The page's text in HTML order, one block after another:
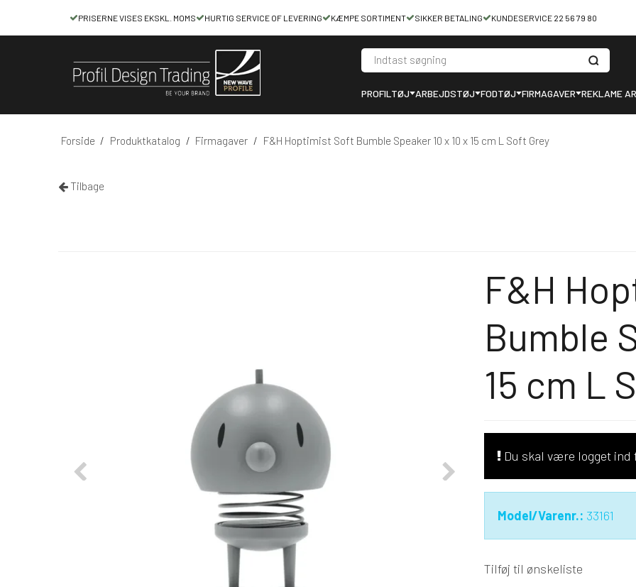
PRISERNE VISES EKSKL. MOMS HURTIG SERVICE OF LEVERING KÆMPE SORTIMENT SIKKER BETALING KUNDESERVICE 22 56 79 80
PROFILTØJ ARBEJDSTØJ FODTØJ FIRMAGAVER REKLAME
Forside / Produktkatalog / Firmagaver / F&H Hoptimist Soft Bumble Speaker 10 x 10 x 15 cm L Soft Grey
Tilbage
F&H
Bumble
15 cm L
Du skal være logget
Model/Varenr.: 33161
Tilføj til ønskeliste